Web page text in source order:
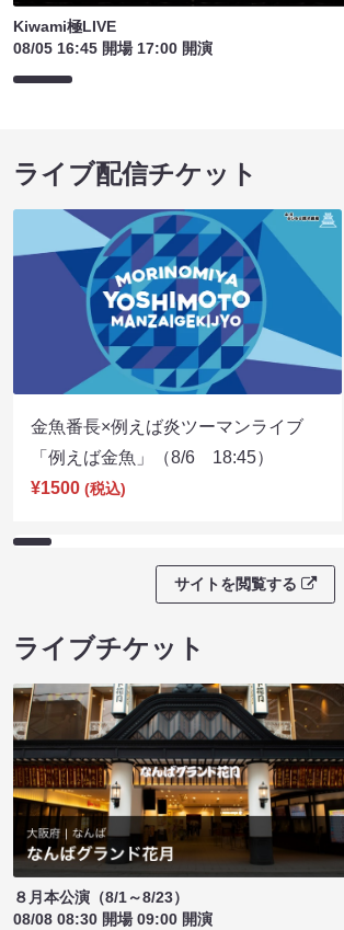
Kiwami極LIVE
08/05 16:45 開場 17:00 開演
ライブ配信チケット
金魚番長×例えば炎ツーマンライブ
「例えば金魚」（8/6 18:45）
¥1500 (税込)
サイトを閲覧する
ライブチケット
８月本公演（8/1～8/23）
08/08 08:30 開場 09:00 開演